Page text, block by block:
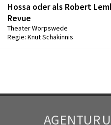
Hossa oder als Robert
Revue
Theater Worpswede
Regie: Knut Schakinnis
AGENTUR